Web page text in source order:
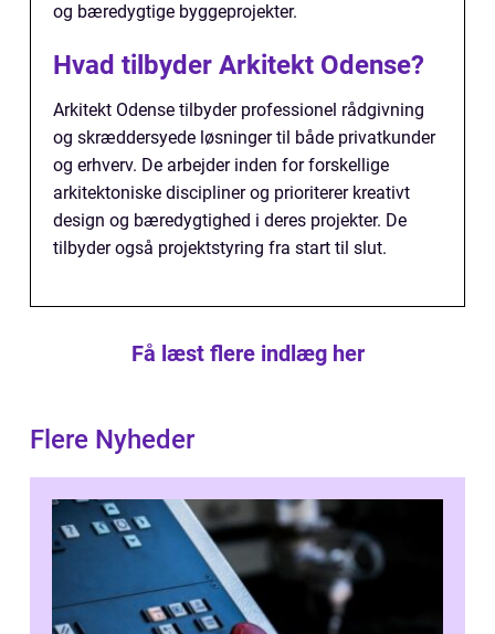
og bæredygtige byggeprojekter.
Hvad tilbyder Arkitekt Odense?
Arkitekt Odense tilbyder professionel rådgivning
og skræddersyede løsninger til både privatkunder
og erhverv. De arbejder inden for forskellige
arkitektoniske discipliner og prioriterer kreativt
design og bæredygtighed i deres projekter. De
tilbyder også projektstyring fra start til slut.
Få læst flere indlæg her
Flere Nyheder